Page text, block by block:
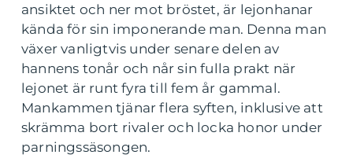
ansiktet och ner mot bröstet, är lejonhanar
kända för sin imponerande man. Denna man
växer vanligtvis under senare delen av
hannens tonår och når sin fulla prakt när
lejonet är runt fyra till fem år gammal.
Mankammen tjänar flera syften, inklusive att
skrämma bort rivaler och locka honor under
parningssäsongen.